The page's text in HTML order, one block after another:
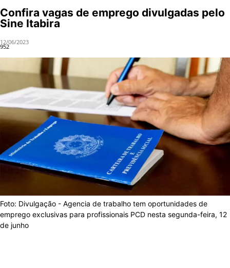
Confira vagas de emprego divulgadas pelo
Sine Itabira
12/06/2023
952
Foto: Divulgação - Agencia de trabalho tem oportunidades de
emprego exclusivas para profissionais PCD nesta segunda-feira, 12
de junho